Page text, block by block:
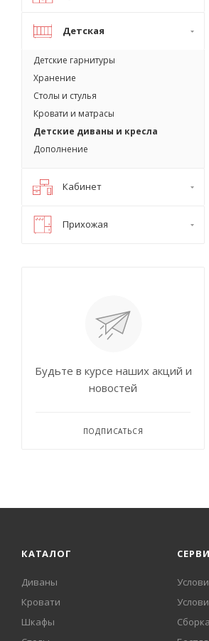
Детская
Детские гарнитуры
Хранение
Столы и стулья
Кровати и матрасы
Детские диваны и кресла
Дополнение
Кабинет
Прихожая
Будьте в курсе наших акций и
новостей
ПОДПИСАТЬСЯ
КАТАЛОГ
Диваны
Кровати
Шкафы